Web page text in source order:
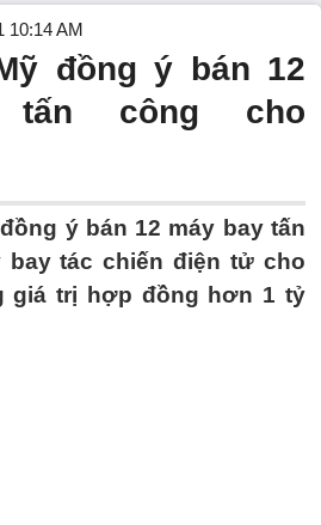
10:14 AM
đồng ý bán 12
công cho
ý bán 12 máy bay tấn
bay tác chiến điện tử cho
giá trị hợp đồng hơn 1 tỷ